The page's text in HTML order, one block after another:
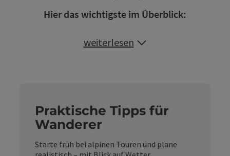
Hier das wichtigste im Überblick:
weiterlesen
Praktische Tipps für
Wanderer
Starte früh bei alpinen Touren und plane